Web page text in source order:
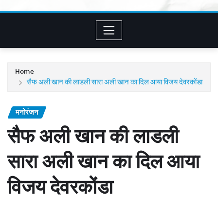
Home
सैफ अली खान की लाडली सारा अली खान का दिल आया विजय देवरकोंडा
मनोरंजन
सैफ अली खान की लाडली
सारा अली खान का दिल आया
विजय देवरकोंडा